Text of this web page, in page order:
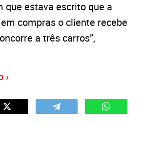
que estava escrito que a
compras o cliente recebe
a três carros”,
›